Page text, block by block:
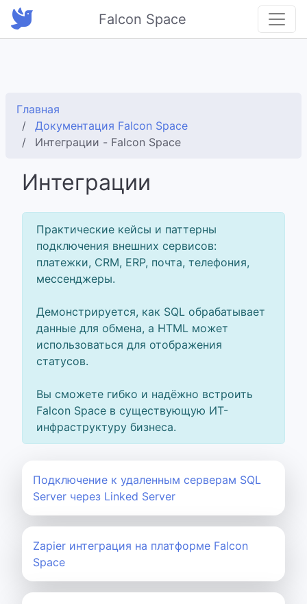
Falcon Space
Главная
Документация Falcon Space
Интеграции - Falcon Space
Интеграции
Практические кейсы и паттерны
подключения внешних сервисов:
платежки, CRM, ERP, почта, телефония,
мессенджеры.
Демонстрируется, как SQL обрабатывает
данные для обмена, а HTML может
использоваться для отображения
статусов.
Вы сможете гибко и надёжно встроить
Falcon Space в существующую ИТ-
инфраструктуру бизнеса.
Подключение к удаленным серверам SQL
Server через Linked Server
Zapier интеграция на платформе Falcon
Space